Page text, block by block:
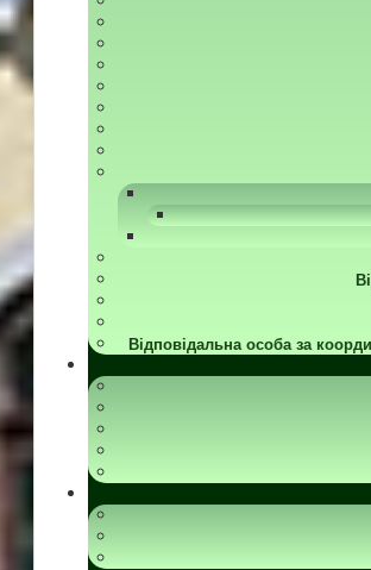
Відповідальна особа за